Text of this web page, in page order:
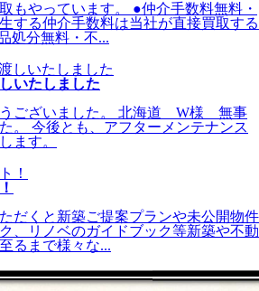
もやっています。 ●仲介手数料無料・
する仲介手数料は当社が直接買取する
処分無料・不...
いたしました
うございました。 北海道 W様 無事
。 今後とも、アフターメンテナンス
ます。
だくと新築ご提案プランや未公開物件
、リノベのガイドブック等新築や不動
るまで様々な...